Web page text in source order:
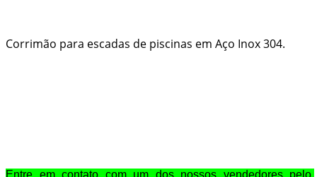
Corrimão para escadas de piscinas em Aço Inox 304.
Entre em contato com um dos nossos vendedores pelo